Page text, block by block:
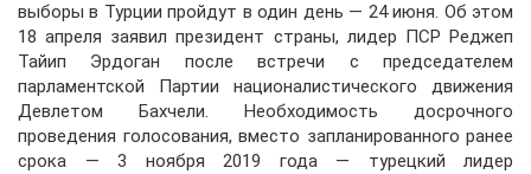
выборы в Турции пройдут в один день — 24 июня. Об этом
18 апреля заявил президент страны, лидер ПСР Реджеп
Тайип Эрдоган после встречи с председателем
парламентской Партии националистического движения
Девлетом Бахчели. Необходимость досрочного
проведения голосования, вместо запланированного ранее
срока — 3 ноября 2019 года — турецкий лидер